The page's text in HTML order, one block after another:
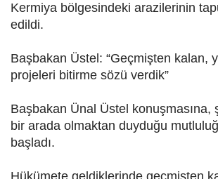
Kermiya bölgesindeki arazilerinin
edildi.
Başbakan Üstel: “Geçmişten kalan,
projeleri bitirme sözü verdik”
Başbakan Ünal Üstel konuşmasına,
bir arada olmaktan duyduğu
başladı.